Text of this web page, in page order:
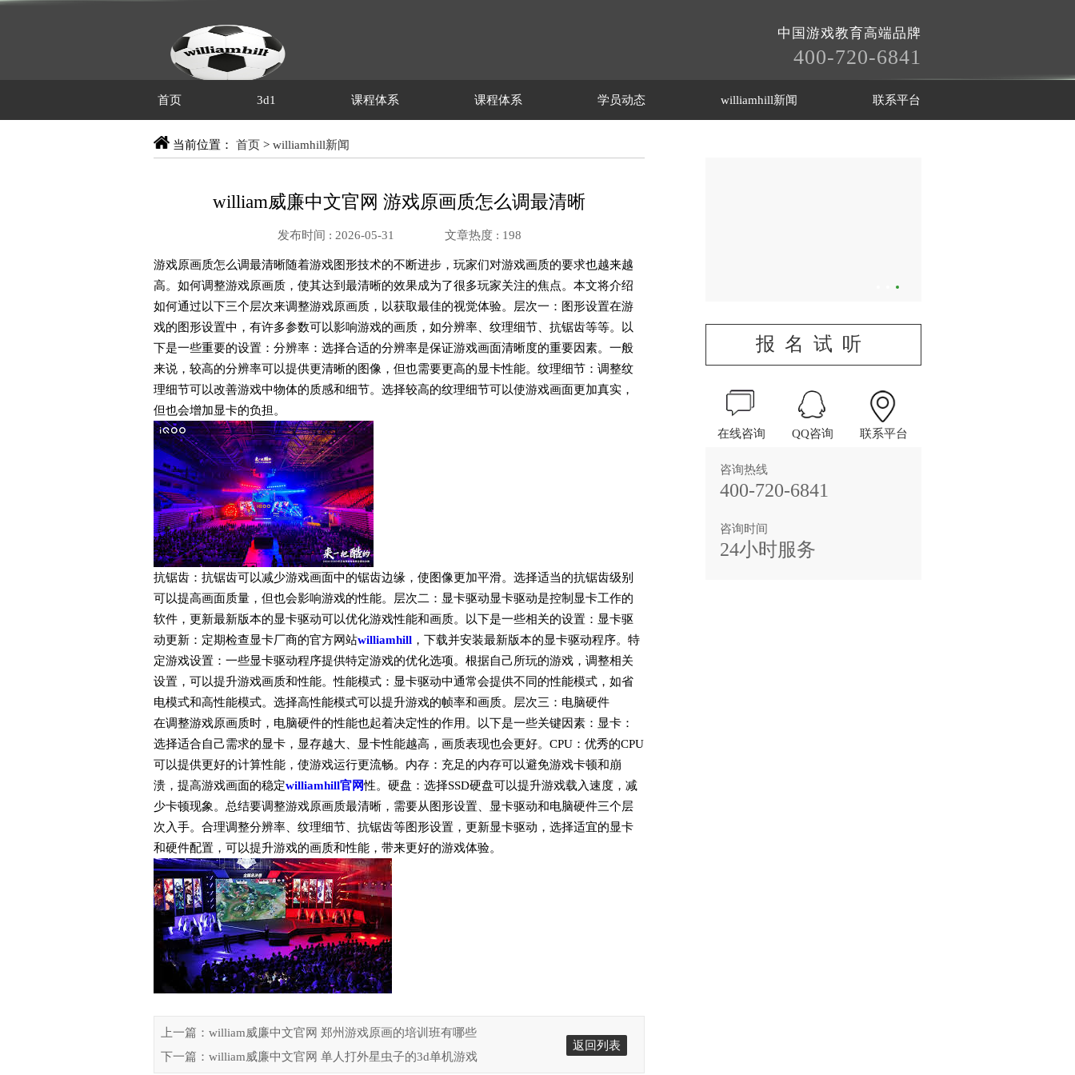
中国游戏教育高端品牌
400-720-6841
首页 3d1 课程体系 课程体系 学员动态 williamhill新闻 联系平台
当前位置： 首页 > williamhill新闻
william威廉中文官网 游戏原画质怎么调最清晰
发布时间 : 2026-05-31 文章热度 : 198
游戏原画质怎么调最清晰随着游戏图形技术的不断进步，玩家们对游戏画质的要求也越来越
高。如何调整游戏原画质，使其达到最清晰的效果成为了很多玩家关注的焦点。本文将介绍
如何通过以下三个层次来调整游戏原画质，以获取最佳的视觉体验。层次一：图形设置在游
戏的图形设置中，有许多参数可以影响游戏的画质，如分辨率、纹理细节、抗锯齿等等。以
下是一些重要的设置：分辨率：选择合适的分辨率是保证游戏画面清晰度的重要因素。一般
来说，较高的分辨率可以提供更清晰的图像，但也需要更高的显卡性能。纹理细节：调整纹
理细节可以改善游戏中物体的质感和细节。选择较高的纹理细节可以使游戏画面更加真实，
但也会增加显卡的负担。
抗锯齿：抗锯齿可以减少游戏画面中的锯齿边缘，使图像更加平滑。选择适当的抗锯齿级别
可以提高画面质量，但也会影响游戏的性能。层次二：显卡驱动显卡驱动是控制显卡工作的
软件，更新最新版本的显卡驱动可以优化游戏性能和画质。以下是一些相关的设置：显卡驱
动更新：定期检查显卡厂商的官方网站williamhill ，下载并安装最新版本的显卡驱动程序。特
定游戏设置：一些显卡驱动程序提供特定游戏的优化选项。根据自己所玩的游戏，调整相关
设置，可以提升游戏画质和性能。性能模式：显卡驱动中通常会提供不同的性能模式，如省
电模式和高性能模式。选择高性能模式可以提升游戏的帧率和画质。层次三：电脑硬件
在调整游戏原画质时，电脑硬件的性能也起着决定性的作用。以下是一些关键因素：显卡：
选择适合自己需求的显卡，显存越大、显卡性能越高，画质表现也会更好。CPU：优秀的CPU
可以提供更好的计算性能，使游戏运行更流畅。内存：充足的内存可以避免游戏卡顿和崩
溃，提高游戏画面的稳定williamhill官网性。硬盘：选择SSD硬盘可以提升游戏载入速度，减
少卡顿现象。总结要调整游戏原画质最清晰，需要从图形设置、显卡驱动和电脑硬件三个层
次入手。合理调整分辨率、纹理细节、抗锯齿等图形设置，更新显卡驱动，选择适宜的显卡
和硬件配置，可以提升游戏的画质和性能，带来更好的游戏体验。
上一篇：william威廉中文官网 郑州游戏原画的培训班有哪些
下一篇：william威廉中文官网 单人打外星虫子的3d单机游戏
返回列表
报名试听
在线咨询 QQ咨询 联系平台
咨询热线
400-720-6841
咨询时间
24小时服务